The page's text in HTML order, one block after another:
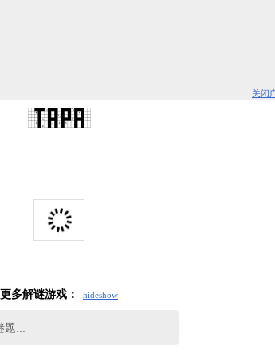
关闭
更多解谜游戏： hideshow